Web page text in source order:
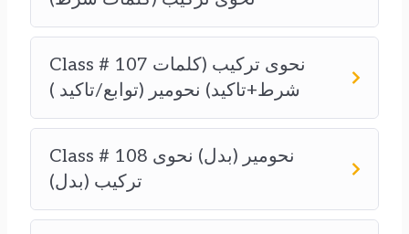
Class # 107 نحوی ترکیب (کلمات
شرط+تاکید) نحومیر (توابع/تاکید )
Class # 108 نحومیر (بدل) نحوی
ترکیب (بدل)